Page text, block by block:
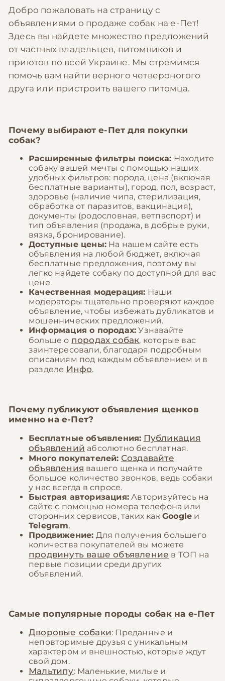
Добро пожаловать на страницу с
объявлениями о продаже собак на е-Пет!
Здесь вы найдете множество предложений
от частных владельцев, питомников и
приютов по всей Украине. Мы стремимся
помочь вам найти верного четвероногого
друга или пристроить вашего питомца.
Почему выбираюте-Пет для покупки
собак?
Расширенные фильтры поиска: Находите
собаку вашей мечты с помощью наших
удобных фильтров: порода, цена (включая
бесплатные варианты), город, пол, возраст,
здоровье (наличие чипа, стерилизация,
обработка от паразитов, вакцинация),
документы (родословная, ветпаспорт) и
тип объявления (продажа, в добрые руки,
вязка, бронирование).
Доступные цены: На нашем сайте есть
объявления на любой бюджет, включая
бесплатные предложения, поэтому вы
легко найдете собаку по доступной для вас
цене.
Качественная модерация: Наши
модераторы тщательно проверяют каждое
объявление, чтобы избежать дубликатов и
мошеннических предложений.
Информация о породах: Узнавайте
больше о породах собак, которые вас
заинтересовали, благодаря подробным
описаниям под каждым объявлением и в
разделе Инфо.
Почему публикуют объявления щенков
именно на е-Пет?
Бесплатные объявления: Публикация
объявлений абсолютно бесплатная.
Много покупателей: Создавайте
объявления вашего щенка и получайте
большое количество звонков, ведь собаки
у нас всегда в спросе.
Быстрая авторизация: Авторизуйтесь на
сайте с помощью номера телефона или
сторонних сервисов, таких как Google и
Telegram.
Продвижение: Для получения большего
количества покупателей вы можете
продвинуть ваше объявление в ТОП на
первые позиции среди других
объявлений.
Самые популярные породы собак на е-Пет
Дворовые собаки: Преданные и
неповторимые друзья с уникальным
характером и внешностью, которые ждут
свой дом.
Мальтипу: Маленькие, милые и